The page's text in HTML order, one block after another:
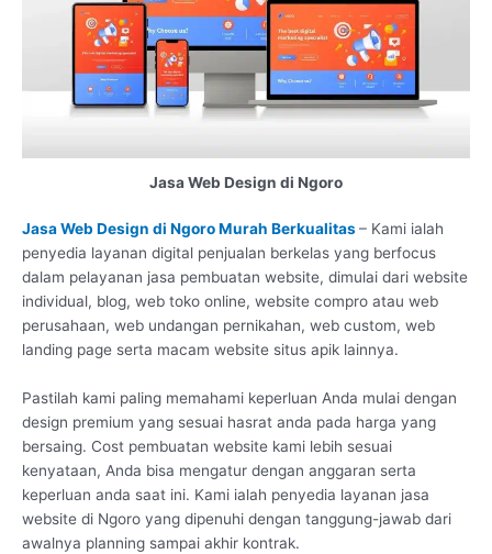
Jasa Web Design di Ngoro
Jasa Web Design di Ngoro Murah Berkualitas– Kami ialah
penyedia layanan digital penjualan berkelas yang berfocus
dalam pelayanan jasa pembuatan website, dimulai dari website
individual, blog, web toko online, website compro atau web
perusahaan, web undangan pernikahan, web custom, web
landing page serta macam website situs apik lainnya.
Pastilah kami paling memahami keperluan Anda mulai dengan
design premium yang sesuai hasrat anda pada harga yang
bersaing. Cost pembuatan website kami lebih sesuai
kenyataan, Anda bisa mengatur dengan anggaran serta
keperluan anda saat ini. Kami ialah penyedia layanan jasa
website di Ngoro yang dipenuhi dengan tanggung-jawab dari
awalnya planning sampai akhir kontrak.